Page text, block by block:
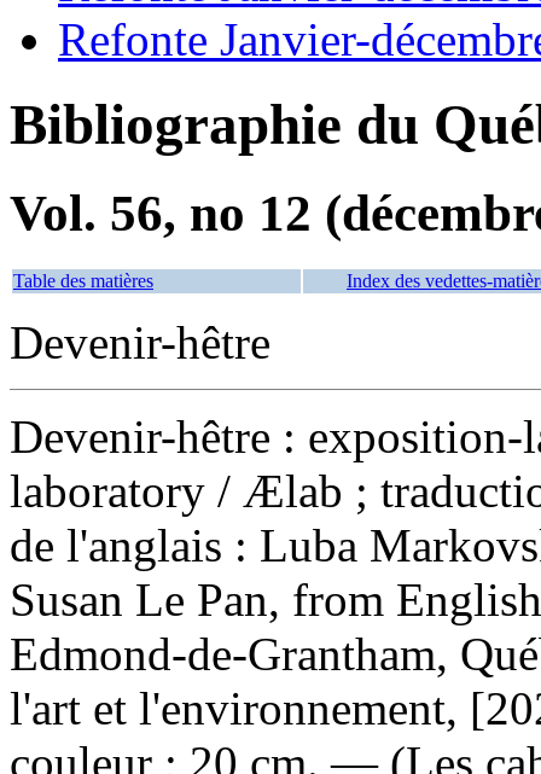
Refonte Janvier-
Bibliographie du
Vol. 56, no 12
Table des matières Index des vedettes-
Devenir-hêtre
Devenir-hêtre :
laboratory / Ælab ;
de l'anglais : Luba
Susan Le Pan, from
Edmond-de-Grantham,
l'art et l'environnement,
couleur ; 20 cm. — (Les